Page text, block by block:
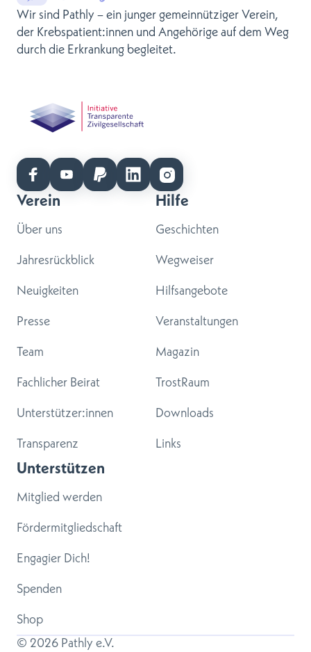
Wir sind Pathly – ein junger gemeinnütziger Verein,
der Krebspatient:innen und Angehörige auf dem Weg
durch die Erkrankung begleitet.
Verein
Über uns
Jahresrückblick
Neuigkeiten
Presse
Team
Fachlicher Beirat
Unterstützer:innen
Transparenz
Hilfe
Geschichten
Wegweiser
Hilfsangebote
Veranstaltungen
Magazin
TrostRaum
Downloads
Links
Unterstützen
Mitglied werden
Fördermitgliedschaft
Engagier Dich!
Spenden
Shop
© 2026 Pathly e.V.